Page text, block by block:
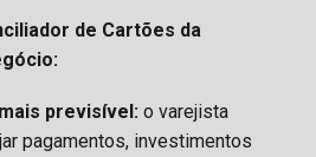
de Cartões da
previsível: o varejista
pagamentos, investimentos